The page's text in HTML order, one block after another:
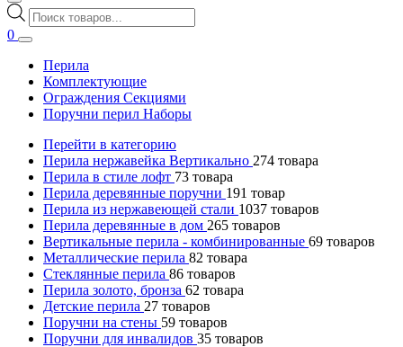
Поиск
товаров
0
Перила
Комплектующие
Ограждения Секциями
Поручни перил Наборы
Перейти в категорию
Перила нержавейка Вертикально 274 товара
Перила в стиле лофт 73 товара
Перила деревянные поручни 191 товар
Перила из нержавеющей стали 1037 товаров
Перила деревянные в дом 265 товаров
Вертикальные перила - комбинированные 69 товаров
Металлические перила 82 товара
Стеклянные перила 86 товаров
Перила золото, бронза 62 товара
Детские перила 27 товаров
Поручни на стены 59 товаров
Поручни для инвалидов 35 товаров